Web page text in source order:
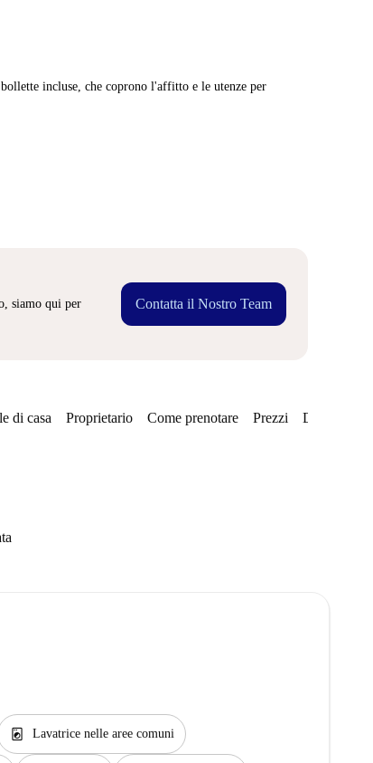
incluse, che coprono l'affitto e le utenze per
siamo qui per
Contatta il Nostro Team
di casa Proprietario Come prenotare Prezzi Disponibilità
local_laundry_service Lavatrice nelle aree comuni